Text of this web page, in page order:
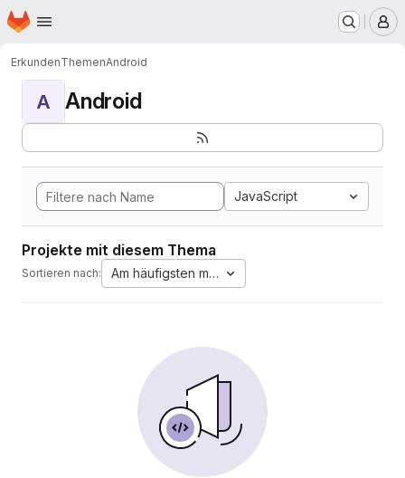
Zum Hauptinhalt springen
Startseite
ErkundenThemenAndroid
A Android
JavaScript
Projekte mit diesem Thema
Sortieren nach: Am häufigsten markiert